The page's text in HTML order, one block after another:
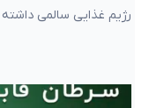
رژیم غذایی سالمی